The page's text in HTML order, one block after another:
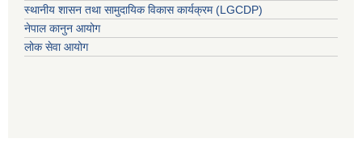
स्थानीय शासन तथा सामुदायिक विकास कार्यक्रम (LGCDP)
नेपाल कानुन आयोग
लोक सेवा आयोग